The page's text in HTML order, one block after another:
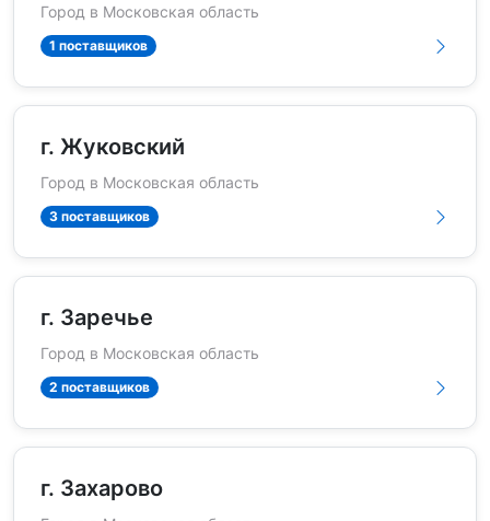
Город в Московская область
1 поставщиков
г. Жуковский
Город в Московская область
3 поставщиков
г. Заречье
Город в Московская область
2 поставщиков
г. Захарово